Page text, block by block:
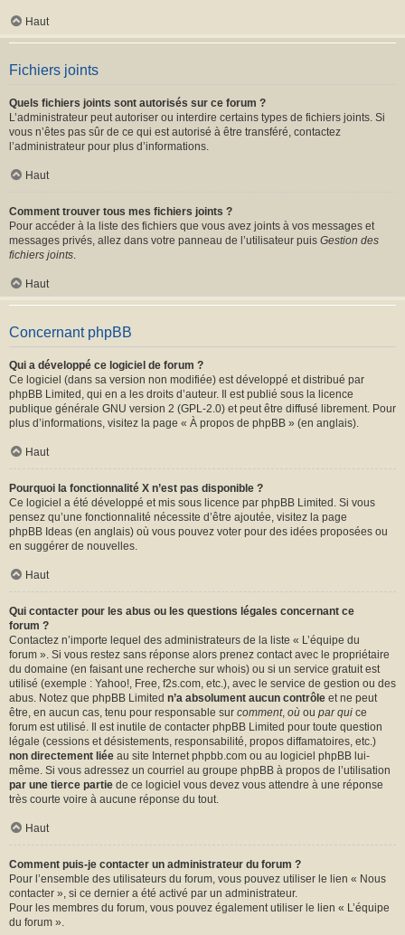
Haut
Fichiers joints
Quels fichiers joints sont autorisés sur ce forum ?
L’administrateur peut autoriser ou interdire certains types de fichiers joints. Si
vous n’êtes pas sûr de ce qui est autorisé à être transféré, contactez
l’administrateur pour plus d’informations.
Haut
Comment trouver tous mes fichiers joints ?
Pour accéder à la liste des fichiers que vous avez joints à vos messages et
messages privés, allez dans votre panneau de l’utilisateur puis Gestion des
fichiers joints.
Haut
Concernant phpBB
Qui a développé ce logiciel de forum ?
Ce logiciel (dans sa version non modifiée) est développé et distribué par
phpBB Limited , qui en a les droits d’auteur. Il est publié sous la licence
publique générale GNU version 2 (GPL-2.0) et peut être diffusé librement. Pour
plus d’informations, visitez la page « À propos de phpBB » (en anglais).
Haut
Pourquoi la fonctionnalité X n’est pas disponible ?
Ce logiciel a été développé et mis sous licence par phpBB Limited. Si vous
pensez qu’une fonctionnalité nécessite d’être ajoutée, visitez la page
phpBB Ideas (en anglais) où vous pouvez voter pour des idées proposées ou
en suggérer de nouvelles.
Haut
Qui contacter pour les abus ou les questions légales concernant ce
forum ?
Contactez n’importe lequel des administrateurs de la liste « L’équipe du
forum ». Si vous restez sans réponse alors prenez contact avec le propriétaire
du domaine (en faisant une recherche sur whois) ou si un service gratuit est
utilisé (exemple : Yahoo!, Free, f2s.com, etc.), avec le service de gestion ou des
abus. Notez que phpBB Limited n’a absolument aucun contrôle et ne peut
être, en aucun cas, tenu pour responsable sur comment, où ou par qui ce
forum est utilisé. Il est inutile de contacter phpBB Limited pour toute question
légale (cessions et désistements, responsabilité, propos diffamatoires, etc.)
non directement liée au site Internet phpbb.com ou au logiciel phpBB lui-
même. Si vous adressez un courriel au groupe phpBB à propos de l’utilisation
par une tierce partie de ce logiciel vous devez vous attendre à une réponse
très courte voire à aucune réponse du tout.
Haut
Comment puis-je contacter un administrateur du forum ?
Pour l’ensemble des utilisateurs du forum, vous pouvez utiliser le lien « Nous
contacter », si ce dernier a été activé par un administrateur.
Pour les membres du forum, vous pouvez également utiliser le lien « L’équipe
du forum ».